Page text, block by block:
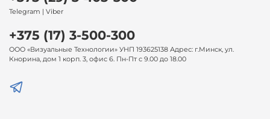
Telegram | Viber
+375 (17) 3-500-300
ООО «Визуальные Технологии» УНП 193625138 Адрес: г.Минск, ул.
Кнорина, дом 1 корп. 3, офис 6. Пн-Пт с 9.00 до 18.00